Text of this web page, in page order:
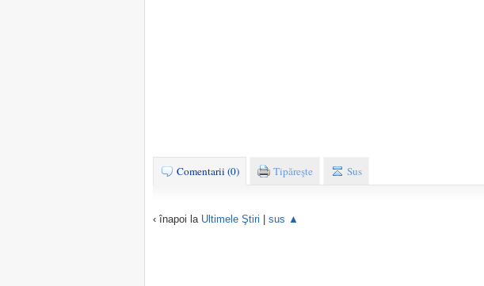
Comentarii (0) Tipăreşte Sus
‹ înapoi la Ultimele Ştiri sus ▲